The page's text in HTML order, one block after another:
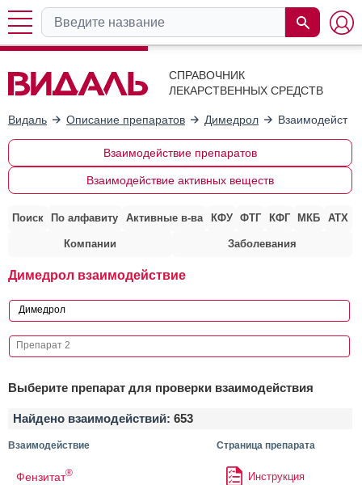
СПРАВОЧНИК
ЛЕКАРСТВЕННЫХ СРЕДСТВ
Видаль Описание препаратов Димедрол
Взаимодействие препаратов
Взаимодействие активных веществ
Поиск По алфавиту Активные в-ва КФУ ФТГ КФГ МКБ АТХ
Компании Заболевания
Димедрол взаимодействие
Выберите препарат для проверки взаимодействия
Найдено взаимодействий: 653
Взаимодействие Страница препарата
Фензитат® Инструкция